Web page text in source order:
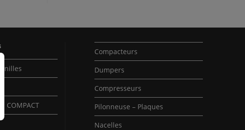
COMPACT
Compacteurs
Dumpers
Compresseurs
Pilonneuse – Plaques
Nacelles